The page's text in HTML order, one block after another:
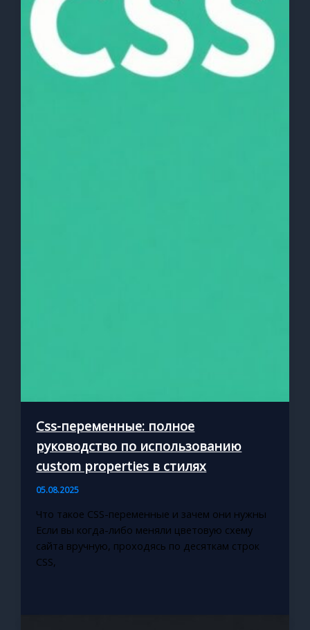
Css-переменные: полное
руководство по использованию
custom properties в стилях
05.08.2025
Что такое CSS-переменные и зачем они нужны
Если вы когда-либо меняли цветовую схему
сайта вручную, проходясь по десяткам строк
CSS,